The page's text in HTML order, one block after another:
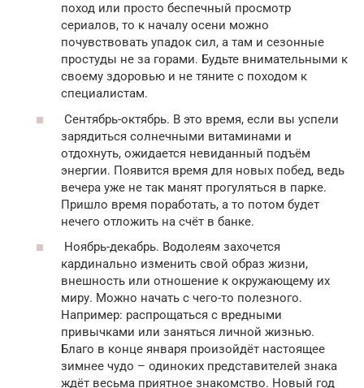
поход или просто беспечный просмотр
сериалов, то к началу осени можно
почувствовать упадок сил, а там и сезонные
простуды не за горами. Будьте внимательными к
своему здоровью и не тяните с походом к
специалистам.
Сентябрь-октябрь. В это время, если вы успели
зарядиться солнечными витаминами и
отдохнуть, ожидается невиданный подъём
энергии. Появится время для новых побед, ведь
вечера уже не так манят прогуляться в парке.
Пришло время поработать, а то потом будет
нечего отложить на счёт в банке.
Ноябрь-декабрь. Водолеям захочется
кардинально изменить свой образ жизни,
внешность или отношение к окружающему их
миру. Можно начать с чего-то полезного.
Например: распрощаться с вредными
привычками или заняться личной жизнью.
Благо в конце января произойдёт настоящее
зимнее чудо – одиноких представителей знака
ждёт весьма приятное знакомство. Новый год